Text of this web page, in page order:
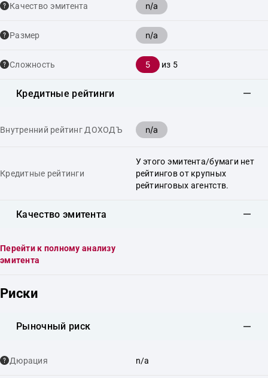
Качество эмитента n/a
Размер n/a
Сложность 5 из 5
Кредитные рейтинги
Внутренний рейтинг ДОХОДЪ n/a
Кредитные рейтинги
У этого эмитента/бумаги нет
рейтингов от крупных
рейтинговых агентств.
Качество эмитента
Перейти к полному анализу
эмитента
Риски
Рыночный риск
Дюрация n/a